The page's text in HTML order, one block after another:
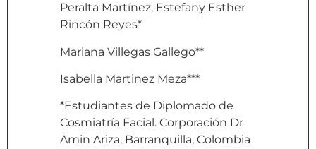
Peralta Martínez, Estefany Esther
Rincón Reyes*
Mariana Villegas Gallego**
Isabella Martinez Meza***
*Estudiantes de Diplomado de
Cosmiatría Facial. Corporación Dr
Amin Ariza, Barranquilla, Colombia